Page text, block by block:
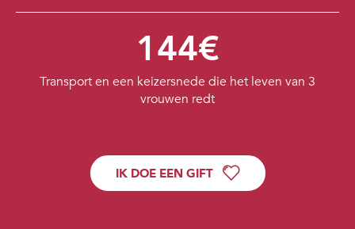
144€
Transport en een keizersnede die het leven van 3
vrouwen redt
IK DOE EEN GIFT